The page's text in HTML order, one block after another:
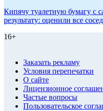
Кипячу туалетную бумагу с
результату: оценили все
16+
Заказать рекламу
Условия перепечатки
О сайте
Лицензионное
Частые вопросы
Пользовательское